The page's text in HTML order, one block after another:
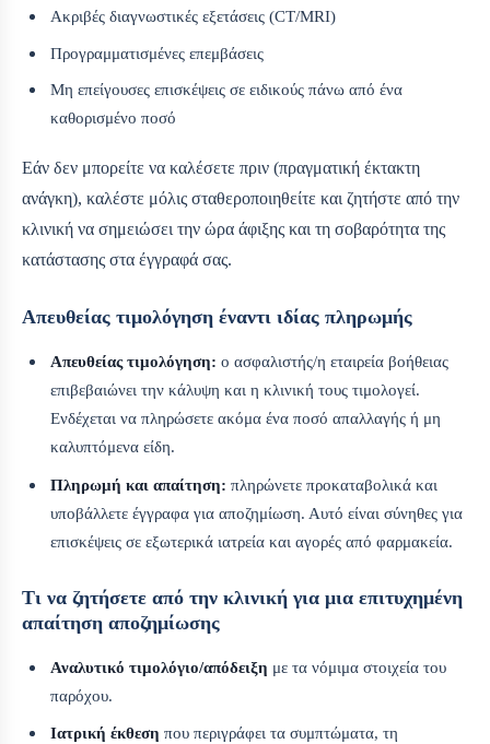
Ακριβές διαγνωστικές εξετάσεις (CT/MRI)
Προγραμματισμένες επεμβάσεις
Μη επείγουσες επισκέψεις σε ειδικούς πάνω από ένα
καθορισμένο ποσό
Εάν δεν μπορείτε να καλέσετε πριν (πραγματική έκτακτη
ανάγκη), καλέστε μόλις σταθεροποιηθείτε και ζητήστε από την
κλινική να σημειώσει την ώρα άφιξης και τη σοβαρότητα της
κατάστασης στα έγγραφά σας.
Απευθείας τιμολόγηση έναντι ιδίας πληρωμής
Απευθείας τιμολόγηση: ο ασφαλιστής/η εταιρεία βοήθειας
επιβεβαιώνει την κάλυψη και η κλινική τους τιμολογεί.
Ενδέχεται να πληρώσετε ακόμα ένα ποσό απαλλαγής ή μη
καλυπτόμενα είδη.
Πληρωμή και απαίτηση: πληρώνετε προκαταβολικά και
υποβάλλετε έγγραφα για αποζημίωση. Αυτό είναι σύνηθες για
επισκέψεις σε εξωτερικά ιατρεία και αγορές από φαρμακεία.
Τι να ζητήσετε από την κλινική για μια επιτυχημένη
απαίτηση αποζημίωσης
Αναλυτικό τιμολόγιο/απόδειξη με τα νόμιμα στοιχεία του
παρόχου.
Ιατρική έκθεση που περιγράφει τα συμπτώματα, τη